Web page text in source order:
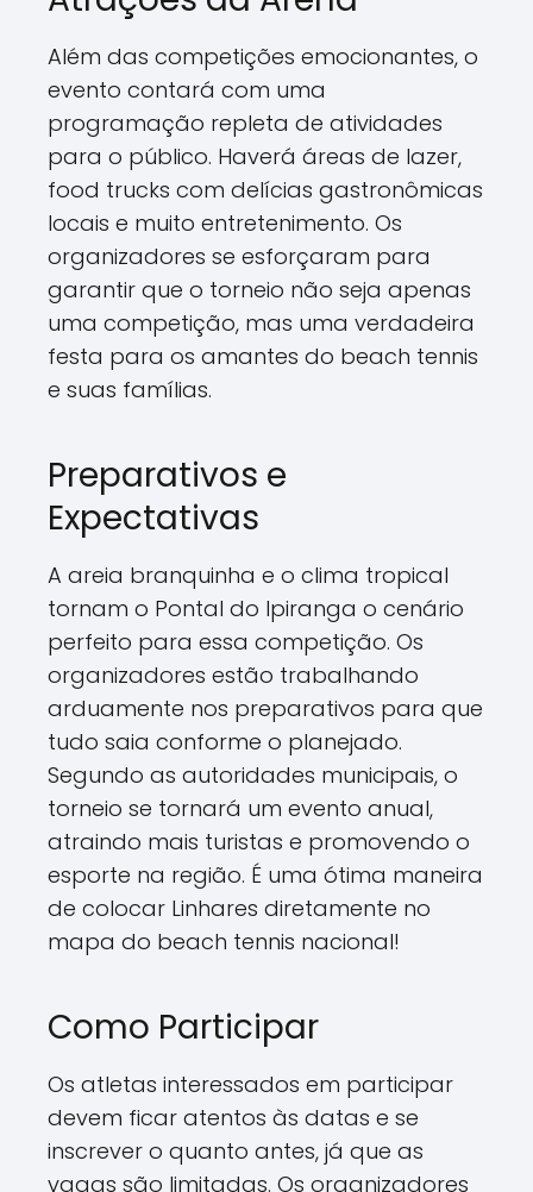
Além das competições emocionantes, o
evento contará com uma
programação repleta de atividades
para o público. Haverá áreas de lazer,
food trucks com delícias gastronômicas
locais e muito entretenimento. Os
organizadores se esforçaram para
garantir que o torneio não seja apenas
uma competição, mas uma verdadeira
festa para os amantes do beach tennis
e suas famílias.
Preparativos e
Expectativas
A areia branquinha e o clima tropical
tornam o Pontal do Ipiranga o cenário
perfeito para essa competição. Os
organizadores estão trabalhando
arduamente nos preparativos para que
tudo saia conforme o planejado.
Segundo as autoridades municipais, o
torneio se tornará um evento anual,
atraindo mais turistas e promovendo o
esporte na região. É uma ótima maneira
de colocar Linhares diretamente no
mapa do beach tennis nacional!
Como Participar
Os atletas interessados em participar
devem ficar atentos às datas e se
inscrever o quanto antes, já que as
vagas são limitadas. Os organizadores